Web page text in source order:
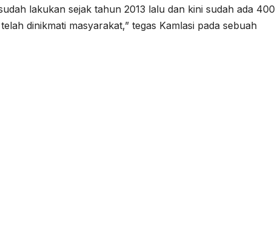
lakukan sejak tahun 2013 lalu dan kini sudah ada
dinikmati masyarakat,” tegas Kamlasi pada sebuah